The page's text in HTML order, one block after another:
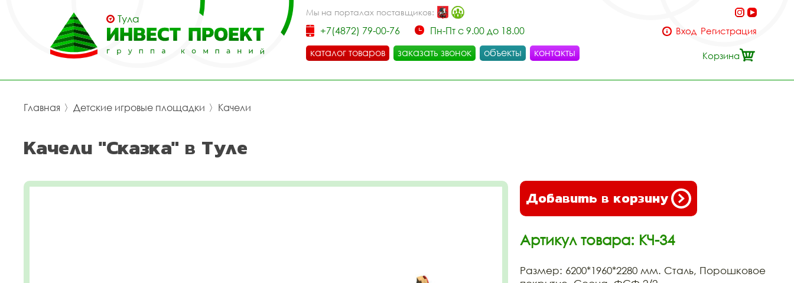
Тула
Мы на порталах поставщиков:
+7(4872) 79-00-76
Пн-Пт с 9.00 до 18.00
каталог товаров
заказать звонок объекты контакты
Вход Регистрация
Корзина
Главная 〉 Детские игровые площадки 〉 Качели
Качели "Сказка" в Туле
Добавить в корзину
Артикул товара: КЧ-34
Размер: 6200*1960*2280 мм. Сталь, Порошковое